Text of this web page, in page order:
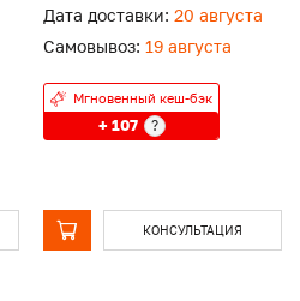
Дата доставки: 20 августа
Самовывоз: 19 августа
Мгновенный кеш-бэк
+ 107 ?
КОНСУЛЬТАЦИЯ